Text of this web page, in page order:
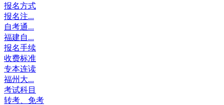
报名方式
报名注...
自考通...
福建自...
报名手续
收费标准
专本连读
福州大...
考试科目
转考、免考